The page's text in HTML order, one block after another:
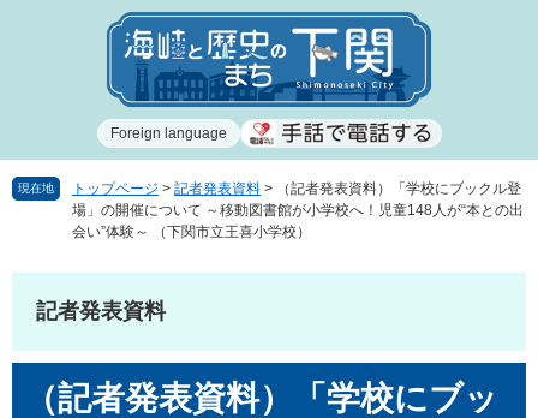
で
ば
Foreign language
現在地 トップページ > 記者発表資料 >
（記者発表資料）「学校にブックル登
場」の開催について ～移動図書館が小学校へ！児童148人が“本との出
会い”体験～ （下関市立王喜小学校）
記者発表資料
（記者発表資料）「学校にブッ